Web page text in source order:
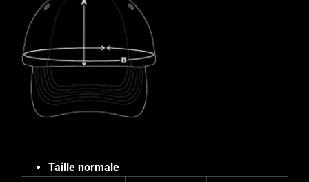
Taille normale